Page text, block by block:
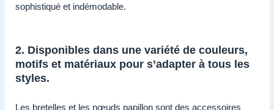
sophistiqué et indémodable.
2. Disponibles dans une variété de couleurs,
motifs et matériaux pour s’adapter à tous les
styles.
Les bretelles et les nœuds papillon sont des accessoires